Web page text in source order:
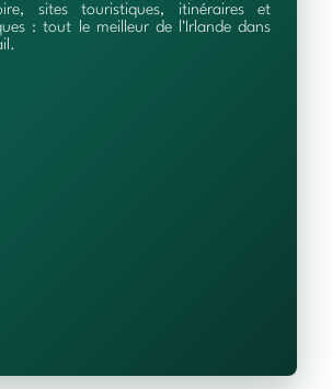
sites touristiques, itinéraires et
: tout le meilleur de l'Irlande dans